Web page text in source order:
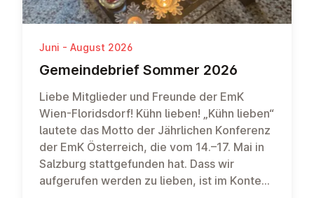
Juni - August 2026
Ge­mein­de­brief Sommer 2026
Liebe Mitglieder und Freunde der EmK
Wien-Floridsdorf! Kühn lieben! „Kühn lieben“
lautete das Motto der Jährlichen Konferenz
der EmK Österreich, die vom 14.–17. Mai in
Salzburg stattgefunden hat. Dass wir
aufgerufen werden zu lieben, ist im Kontext